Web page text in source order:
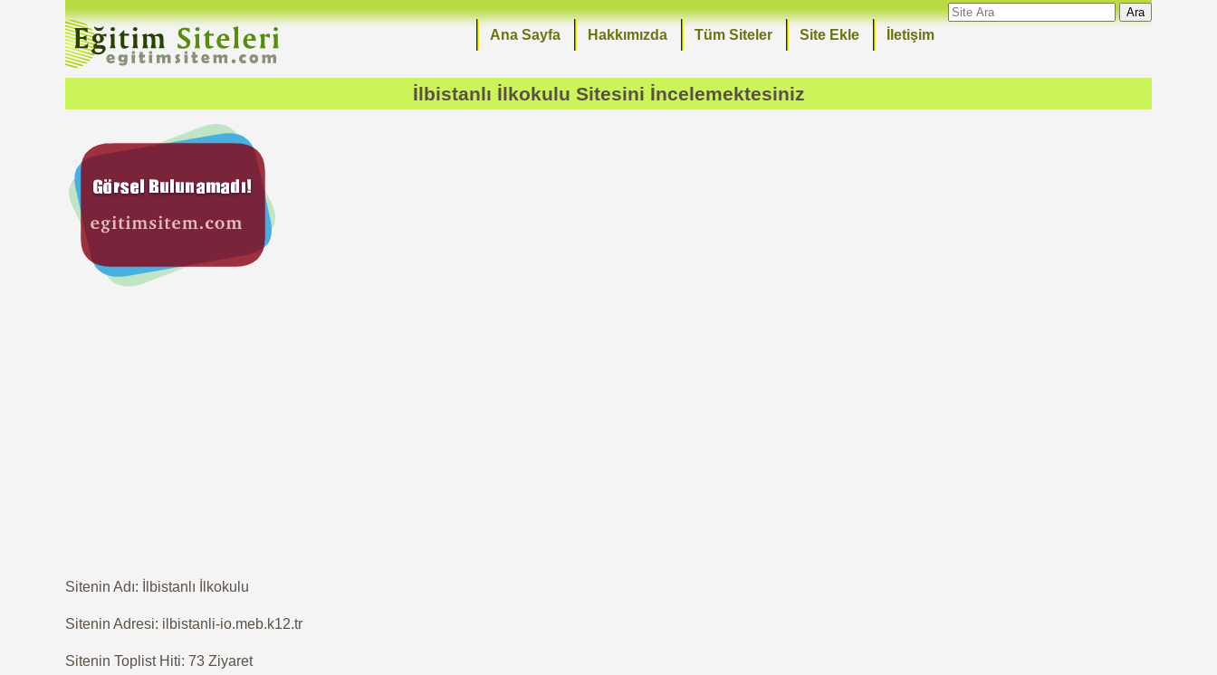
Ara
İletişim
Site Ekle
Tüm Siteler
Hakkımızda
Ana Sayfa
İlbistanlı İlkokulu Sitesini İncelemektesiniz
Sitenin Adı: İlbistanlı İlkokulu
Sitenin Adresi: ilbistanli-io.meb.k12.tr
Sitenin Toplist Hiti: 73 Ziyaret